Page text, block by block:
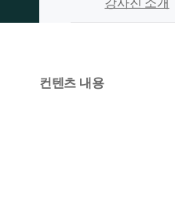
강사진 소개
컨텐츠 내용